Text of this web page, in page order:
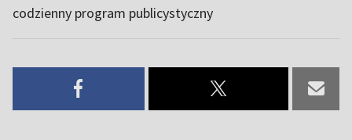
codzienny program publicystyczny